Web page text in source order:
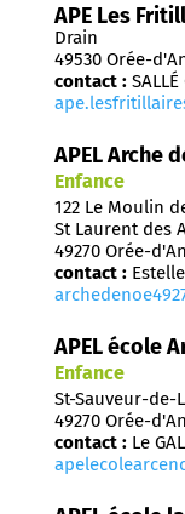
APE Les
Drain
49530 Orée-
contact :
APEL Arche
Enfance
122 Le Moulin
St Laurent des
49270 Orée-
contact :
APEL école
Enfance
St-Sauveur-de-
49270 Orée-
contact : Le